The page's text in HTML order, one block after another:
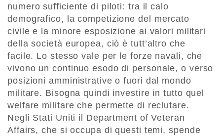
numero sufficiente di piloti: tra il calo
demografico, la competizione del mercato
civile e la minore esposizione ai valori militari
della società europea, ciò è tutt’altro che
facile. Lo stesso vale per le forze navali, che
vivono un continuo esodo di personale, o verso
posizioni amministrative o fuori dal mondo
militare. Bisogna quindi investire in tutto quel
welfare militare che permette di reclutare.
Negli Stati Uniti il Department of Veteran
Affairs, che si occupa di questi temi, spende